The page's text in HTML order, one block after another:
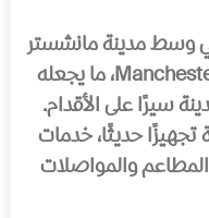
وسط مدينة مانشستر
على مقربة من سوق Manchester Arndale، ما يجعله
سيرًا على الأقدام.
حديثًا، خدمات
والمواصلات